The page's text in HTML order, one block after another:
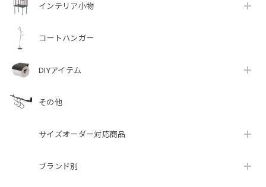
インテリア小物
コートハンガー
DIYアイテム
その他
サイズオーダー対応商品
ブランド別